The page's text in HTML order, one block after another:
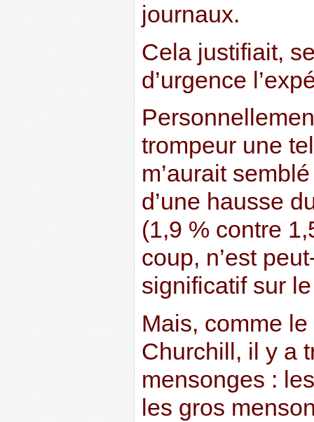
journaux.
Cela justifiait,
d’urgence
trompeur une
m’aurait
d’une hausse
(1,9 % contre
coup, n’est
significatif sur
Mais, comme
Churchill, il y a
mensonges :
les gros